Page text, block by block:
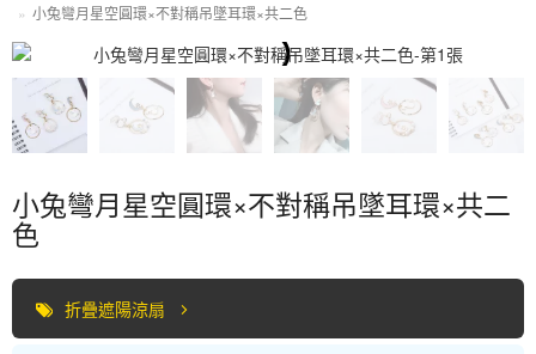
小兔彎月星空圓環×不對稱吊墜耳環×共二色
合金系列
小兔彎月星空圓環×不對稱吊墜耳環×共二
色
折疊遮陽涼扇